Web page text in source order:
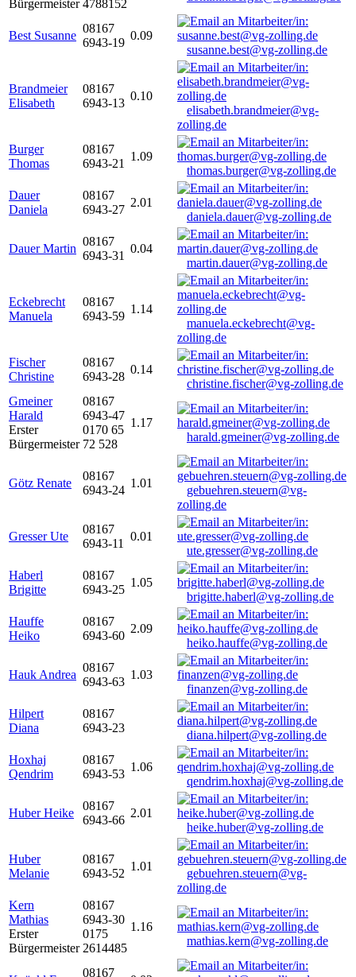
Bürgermeister 4788152
Best Susanne
08167
6943-19
0.09
susanne.best@vg-zolling.de
Brandmeier
Elisabeth
08167
6943-13
0.10
elisabeth.brandmeier@vg-
zolling.de
Burger
Thomas
08167
6943-21
1.09
thomas.burger@vg-zolling.de
Dauer
Daniela
08167
6943-27
2.01
daniela.dauer@vg-zolling.de
Dauer Martin
08167
6943-31
0.04
martin.dauer@vg-zolling.de
Eckebrecht
Manuela
08167
6943-59
1.14
manuela.eckebrecht@vg-
zolling.de
Fischer
Christine
08167
6943-28
0.14
christine.fischer@vg-zolling.de
Gmeiner
Harald
Erster
Bürgermeister
08167
6943-47
0170 65
72 528
1.17
harald.gmeiner@vg-zolling.de
Götz Renate
08167
6943-24
1.01
gebuehren.steuern@vg-
zolling.de
Gresser Ute
08167
6943-11
0.01
ute.gresser@vg-zolling.de
Haberl
Brigitte
08167
6943-25
1.05
brigitte.haberl@vg-zolling.de
Hauffe
Heiko
08167
6943-60
2.09
heiko.hauffe@vg-zolling.de
Hauk Andrea
08167
6943-63
1.03
finanzen@vg-zolling.de
Hilpert
Diana
08167
6943-23
diana.hilpert@vg-zolling.de
Hoxhaj
Qendrim
08167
6943-53
1.06
qendrim.hoxhaj@vg-zolling.de
Huber Heike
08167
6943-66
2.01
heike.huber@vg-zolling.de
Huber
Melanie
08167
6943-52
1.01
gebuehren.steuern@vg-
zolling.de
Kern
Mathias
Erster
Bürgermeister
08167
6943-30
0175
2614485
1.16
mathias.kern@vg-zolling.de
08167